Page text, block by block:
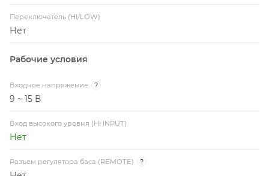
Переключатель (HI/LOW)
Нет
Рабочие условия
Входное напряжение ?
9 ~ 15 В
Вход высокого уровня (HI INPUT)
Нет
Разъем регулятора баса (REMOTE) ?